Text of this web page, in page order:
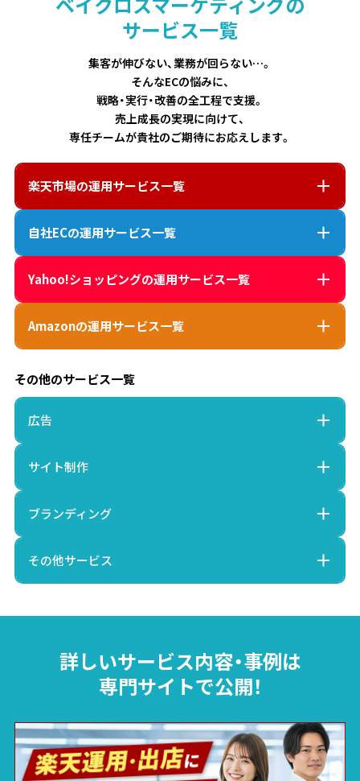
サービス一覧
集客が伸びない、業務が回らない…。
そんなECの悩みに、
戦略・実行・改善の全工程で支援。
売上成長の実現に向けて、
専任チームが貴社のご期待にお応えします。
楽天市場の運用サービス一覧
自社ECの運用サービス一覧
Yahoo!ショッピングの運用サービス一覧
Amazonの運用サービス一覧
その他のサービス一覧
広告
サイト制作
ブランディング
その他サービス
詳しいサービス内容・事例は
専門サイトで公開！